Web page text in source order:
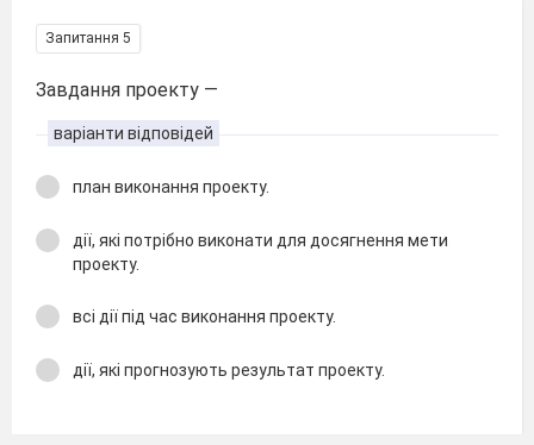
Запитання 5
Завдання проекту —
варіанти відповідей
план виконання проекту.
дії, які потрібно виконати для досягнення мети
проекту.
всі дії під час виконання проекту.
дії, які прогнозують результат проекту.